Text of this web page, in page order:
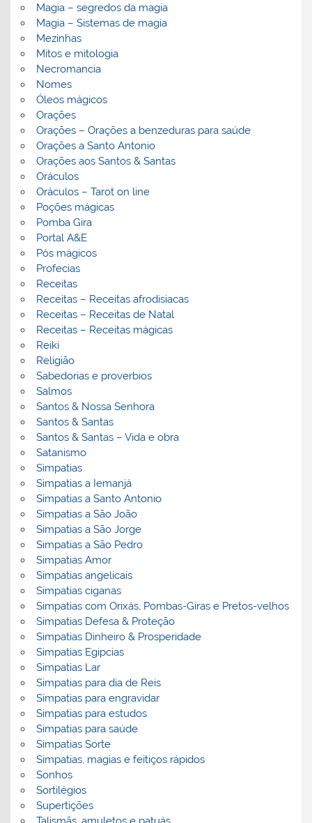
Magia – segredos da magia
Magia – Sistemas de magia
Mezinhas
Mitos e mitologia
Necromancia
Nomes
Óleos mágicos
Orações
Orações – Orações a benzeduras para saúde
Orações a Santo Antonio
Orações aos Santos & Santas
Oráculos
Oráculos – Tarot on line
Poções mágicas
Pomba Gira
Portal A&E
Pós mágicos
Profecias
Receitas
Receitas – Receitas afrodisiacas
Receitas – Receitas de Natal
Receitas – Receitas mágicas
Reiki
Religião
Sabedorias e proverbios
Salmos
Santos & Nossa Senhora
Santos & Santas
Santos & Santas – Vida e obra
Satanismo
Simpatias
Simpatias a Iemanjá
Simpatias a Santo Antonio
Simpatias a São João
Simpatias a São Jorge
Simpatias a São Pedro
Simpatias Amor
Simpatias angelicais
Simpatias ciganas
Simpatias com Orixás, Pombas-Giras e Pretos-velhos
Simpatias Defesa & Proteção
Simpatias Dinheiro & Prosperidade
Simpatias Egipcias
Simpatias Lar
Simpatias para dia de Reis
Simpatias para engravidar
Simpatias para estudos
Simpatias para saúde
Simpatias Sorte
Simpatias, magias e feitiços rápidos
Sonhos
Sortilégios
Supertições